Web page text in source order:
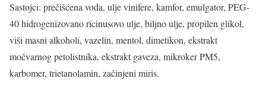
Sastojci: prečišćena voda, ulje vinifere, kamfor, emulgator, PEG-
40 hidrogenizovano ricinusovo ulje, biljno ulje, propilen glikol,
viši masni alkoholi, vazelin, mentol, dimetikon, ekstrakt
močvarnog petolistnika, ekstrakt gaveza, mikroker PM5,
karbomer, trietanolamin, začinjeni miris.